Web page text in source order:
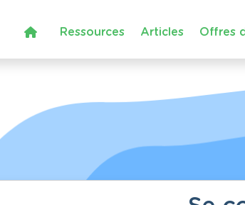
Ressources Articles Offres